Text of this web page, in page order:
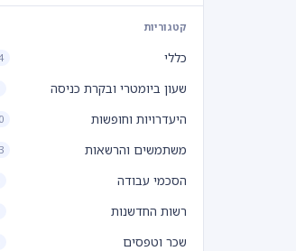
קטגוריות
כללי
שעון ביומטרי ובקרת כניסה
היעדרויות וחופשות
משתמשים והרשאות
הסכמי עבודה
רשות החדשנות
שכר וטפסים